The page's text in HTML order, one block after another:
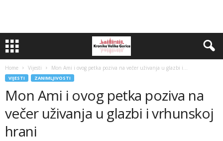
Home Vijesti Mon Ami i ovog petka poziva na večer uživanja u glazbi i...
VIJESTI ZANIMLJIVOSTI
Mon Ami i ovog petka poziva na
večer uživanja u glazbi i vrhunskoj
hrani